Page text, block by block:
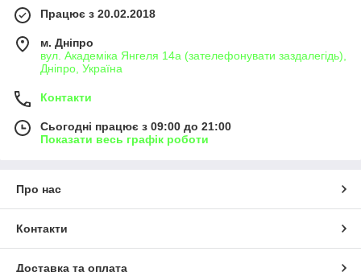
Працює з 20.02.2018
м. Дніпро
вул. Академіка Янгеля 14а (зателефонувати заздалегідь),
Дніпро, Україна
Контакти
Сьогодні працює з 09:00 до 21:00
Показати весь графік роботи
Про нас
Контакти
Доставка та оплата